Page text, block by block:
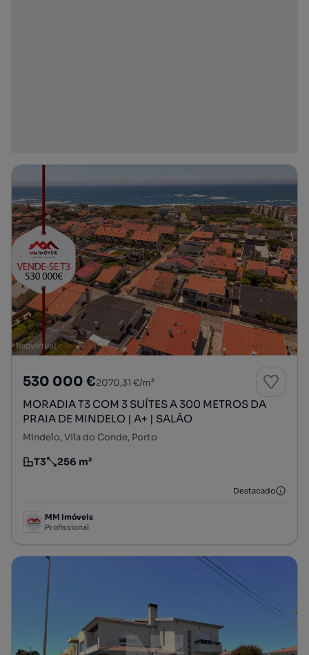
530 000 €2070,31 €/m²
MORADIA T3 COM 3 SUÍTES A 300 METROS DA
PRAIA DE MINDELO | A+ | SALÃO
Mindelo, Vila do Conde, Porto
Tipologia
T3
Preço por metro quadrado
256 m²
Destacado
MM Imóveis
Profissional